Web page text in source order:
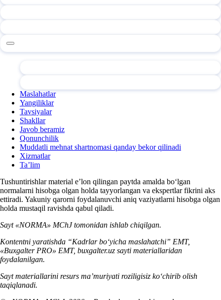
Maslahatlar
Yangiliklar
Tavsiyalar
Shakllar
Javob beramiz
Qonunchilik
Muddatli mehnat shartnomasi qanday bekor qilinadi
Xizmatlar
Ta’lim
Tushuntirishlar material e’lon qilingan paytda amalda boʻlgan
normalarni hisobga olgan holda tayyorlangan va ekspertlar fikrini aks
ettiradi. Yakuniy qarorni foydalanuvchi aniq vaziyatlarni hisobga olgan
holda mustaqil ravishda qabul qiladi.
Sayt «NORMA» MChJ tomonidan ishlab chiqilgan.
Kontentni yaratishda “Kadrlar boʻyicha maslahatchi” EMT,
«Buxgalter PRO» EMT, buxgalter.uz sayti materiallaridan
foydalanilgan.
Sayt materiallarini resurs ma’muriyati roziligisiz koʻchirib olish
taqiqlanadi.